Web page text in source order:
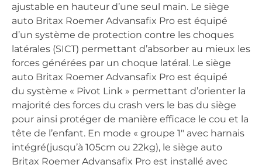
ajustable en hauteur d’une seul main. Le siège
auto Britax Roemer Advansafix Pro est équipé
d’un système de protection contre les choques
latérales (SICT) permettant d’absorber au mieux les
forces générées par un choque latéral. Le siège
auto Britax Roemer Advansafix Pro est équipé
du système « Pivot Link » permettant d’orienter la
majorité des forces du crash vers le bas du siège
pour ainsi protéger de manière efficace le cou et la
tête de l’enfant. En mode « groupe 1″ avec harnais
intégré(jusqu’à 105cm ou 22kg), le siège auto
Britax Roemer Advansafix Pro est installé avec